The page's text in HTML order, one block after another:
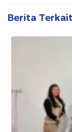
Berita Terkait